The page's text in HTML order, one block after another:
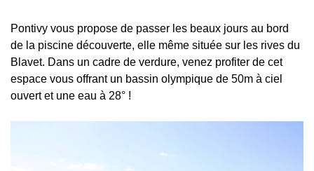
Pontivy vous propose de passer les beaux jours au bord
de la piscine découverte, elle même située sur les rives du
Blavet. Dans un cadre de verdure, venez profiter de cet
espace vous offrant un bassin olympique de 50m à ciel
ouvert et une eau à 28° !